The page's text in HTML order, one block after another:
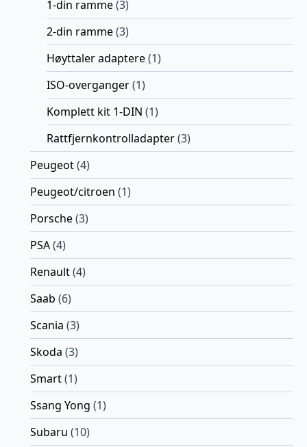
1-din ramme(3)
2-din ramme(3)
Høyttaler adaptere(1)
ISO-overganger(1)
Komplett kit 1-DIN (1)
Rattfjernkontrolladapter(3)
Peugeot(4)
Peugeot/citroen (1)
Porsche(3)
PSA(4)
Renault(4)
Saab (6)
Scania (3)
Skoda (3)
Smart(1)
Ssang Yong (1)
Subaru (10)